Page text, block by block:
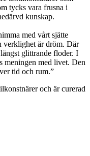
tycks vara frusna i
kunskap.
med vårt sjätte
verklighet är dröm. Där
glittrande floder. I
meningen med livet. Den
tid och rum.”
och är curerad